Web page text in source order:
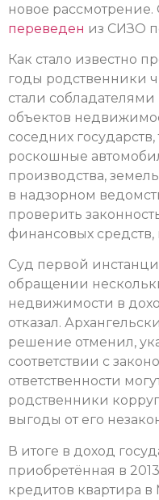
новое
переведен из СИЗО
Как стало известно
годы родственники
стали
объектов
соседних
роскошные
производства,
в надзорном
проверить
финансовых средств,
Суд первой
обращении
недвижимости в
отказал.
решение отменил,
соответствии с
ответственности
родственники
выгоды от его
В итоге в доход
приобретённая в
кредитов квартира